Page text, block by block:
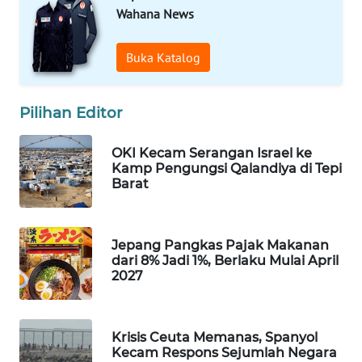
Wahana News
Buka Katalog
Pilihan Editor
OKI Kecam Serangan Israel ke
Kamp Pengungsi Qalandiya di Tepi
Barat
Jepang Pangkas Pajak Makanan
dari 8% Jadi 1%, Berlaku Mulai April
2027
Krisis Ceuta Memanas, Spanyol
Kecam Respons Sejumlah Negara
WAHANA
SPORT
WAHANA
WAHANA
SELEB
WAHANA
WAHANA
OTOMOTIF
WAHANA
HEALTH